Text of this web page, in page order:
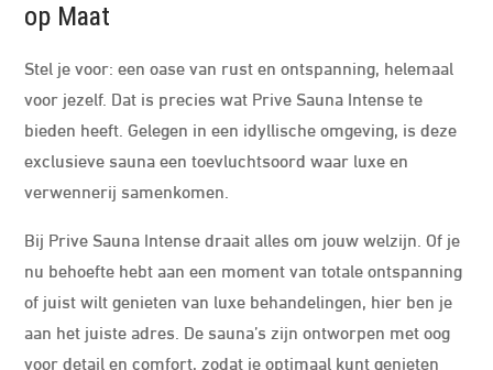
op Maat
Stel je voor: een oase van rust en ontspanning, helemaal
voor jezelf. Dat is precies wat Prive Sauna Intense te
bieden heeft. Gelegen in een idyllische omgeving, is deze
exclusieve sauna een toevluchtsoord waar luxe en
verwennerij samenkomen.
Bij Prive Sauna Intense draait alles om jouw welzijn. Of je
nu behoefte hebt aan een moment van totale ontspanning
of juist wilt genieten van luxe behandelingen, hier ben je
aan het juiste adres. De sauna’s zijn ontworpen met oog
voor detail en comfort, zodat je optimaal kunt genieten